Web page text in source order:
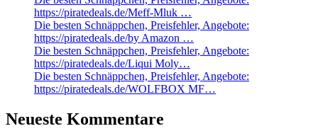
https://piratedeals.de/Meff-Mluk …
Die besten Schnäppchen, Preisfehler, Angebote:
https://piratedeals.de/by Amazon …
Die besten Schnäppchen, Preisfehler, Angebote:
https://piratedeals.de/Liqui Moly…
Die besten Schnäppchen, Preisfehler, Angebote:
https://piratedeals.de/WOLFBOX MF…
Neueste Kommentare